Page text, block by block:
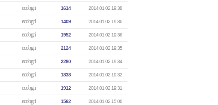
ecobgri 1614 2014.01.02 19:38
ecobgri 1409 2014.01.02 19:36
ecobgri 1952 2014.01.02 19:36
ecobgri 2124 2014.01.02 19:35
ecobgri 2280 2014.01.02 19:34
ecobgri 1838 2014.01.02 19:32
ecobgri 1912 2014.01.02 19:31
ecobgri 1562 2014.01.02 15:06